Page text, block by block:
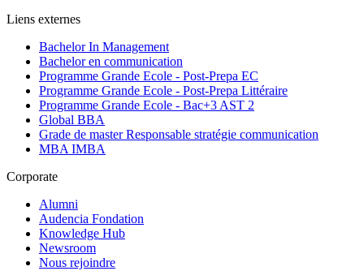
Liens externes
Bachelor In Management
Bachelor en communication
Programme Grande Ecole - Post-Prepa EC
Programme Grande Ecole - Post-Prepa Littéraire
Programme Grande Ecole - Bac+3 AST 2
Global BBA
Grade de master Responsable stratégie communication
MBA IMBA
Corporate
Alumni
Audencia Fondation
Knowledge Hub
Newsroom
Nous rejoindre